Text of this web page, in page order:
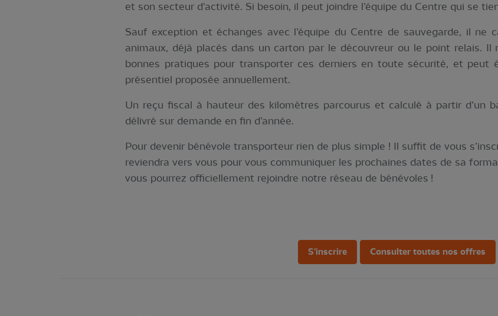
et son secteur d'activité. Si besoin, il peut joindre l’équipe du Centre qui se
Sauf exception et échanges avec l’équipe du Centre de sauvegarde, il ne
animaux, déjà placés dans un carton par le découvreur ou le point relais.
bonnes pratiques pour transporter ces derniers en toute sécurité, et peut
présentiel proposée annuellement.
Un reçu fiscal à hauteur des kilomètres parcourus et calculé à partir d’un
délivré sur demande en fin d’année.
Pour devenir bénévole transporteur rien de plus simple ! Il suffit de vous
reviendra vers vous pour vous communiquer les prochaines dates de sa
vous pourrez officiellement rejoindre notre réseau de bénévoles !
S'inscrire Consulter toutes nos offres